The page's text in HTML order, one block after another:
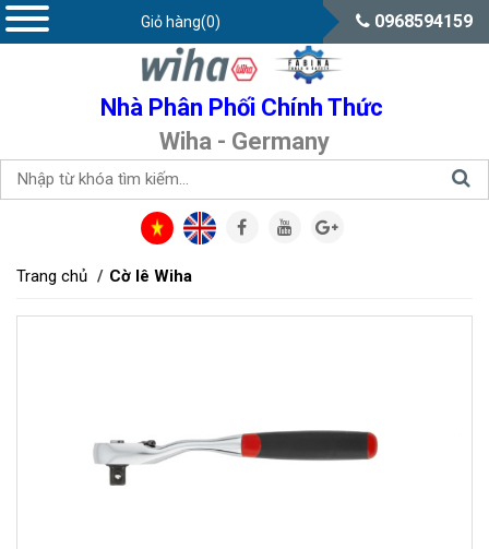
0968594159
Nhà Phân Phối Chính Thức
Wiha - Germany
Giỏ hàng(0)
Trang chủ Cờ lê Wiha